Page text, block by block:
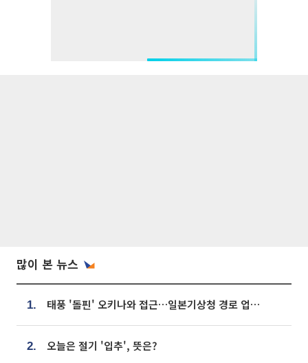
많이 본 뉴스
1. 태풍 '돌핀' 오키나와 접근…일본기상청 경로 업데이트
2. 오늘은 절기 '입추', 뜻은?